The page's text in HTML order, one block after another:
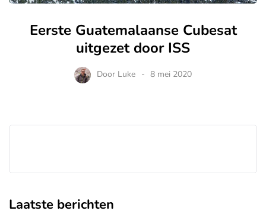
Eerste Guatemalaanse Cubesat
uitgezet door ISS
Door Luke 8 mei 2020
Laatste berichten